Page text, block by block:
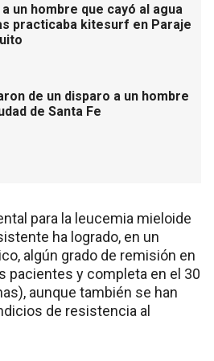
a un hombre que cayó al agua
practicaba kitesurf en Paraje
de un disparo a un hombre
de Santa Fe
para la leucemia mieloide
ha logrado, en un
algún grado de remisión en
pacientes y completa en el 30
aunque también se han
de resistencia al